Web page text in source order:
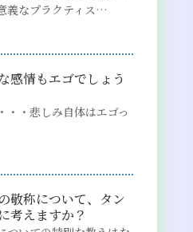
義なプラクティス…
感情もエゴでしょう
・・悲しみ自体はエゴっ
敬称について、タン
考えますか？